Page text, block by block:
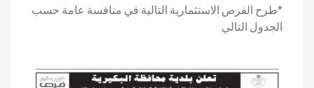
*طرح الفرص الاستثمارية التالية في منافسة عامة حسب
الجدول التالي